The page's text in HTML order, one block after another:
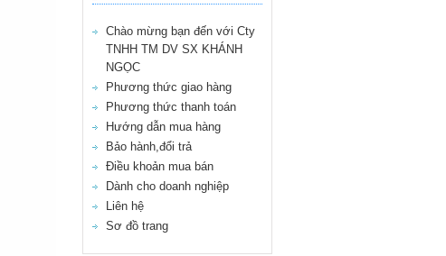
Chào mừng bạn đến với Cty
TNHH TM DV SX KHÁNH
NGỌC
Phương thức giao hàng
Phương thức thanh toán
Hướng dẫn mua hàng
Bảo hành,đổi trả
Điều khoản mua bán
Dành cho doanh nghiệp
Liên hệ
Sơ đồ trang